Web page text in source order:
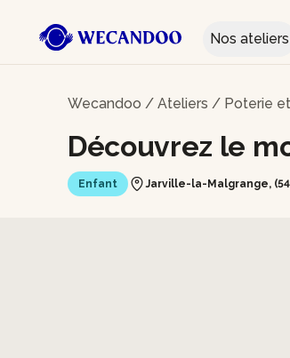
Nos ateliers
Wecandoo / Ateliers / Poterie
Découvrez le
Enfant Jarville-la-Malgrange,